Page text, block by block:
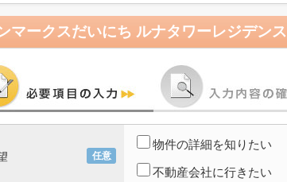
マークスだいにち ルナタワーレジデン
任意
物件の詳細を知りたい
不動産会社に行きたい